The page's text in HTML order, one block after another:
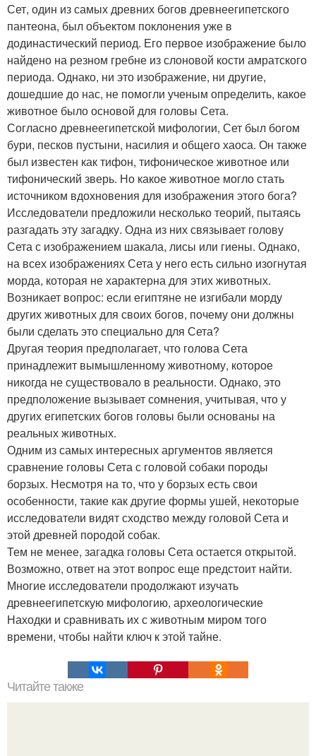
Сет, один из самых древних богов древнеегипетского
пантеона, был объектом поклонения уже в
додинастический период. Его первое изображение было
найдено на резном гребне из слоновой кости амратского
периода. Однако, ни это изображение, ни другие,
дошедшие до нас, не помогли ученым определить, какое
животное было основой для головы Сета.
Согласно древнеегипетской мифологии, Сет был богом
бури, песков пустыни, насилия и общего хаоса. Он также
был известен как тифон, тифоническое животное или
тифонический зверь. Но какое животное могло стать
источником вдохновения для изображения этого бога?
Исследователи предложили несколько теорий, пытаясь
разгадать эту загадку. Одна из них связывает голову
Сета с изображением шакала, лисы или гиены. Однако,
на всех изображениях Сета у него есть сильно изогнутая
морда, которая не характерна для этих животных.
Возникает вопрос: если египтяне не изгибали морду
других животных для своих богов, почему они должны
были сделать это специально для Сета?
Другая теория предполагает, что голова Сета
принадлежит вымышленному животному, которое
никогда не существовало в реальности. Однако, это
предположение вызывает сомнения, учитывая, что у
других египетских богов головы были основаны на
реальных животных.
Одним из самых интересных аргументов является
сравнение головы Сета с головой собаки породы
борзых. Несмотря на то, что у борзых есть свои
особенности, такие как другие формы ушей, некоторые
исследователи видят сходство между головой Сета и
этой древней породой собак.
Тем не менее, загадка головы Сета остается открытой.
Возможно, ответ на этот вопрос еще предстоит найти.
Многие исследователи продолжают изучать
древнеегипетскую мифологию, археологические
Находки и сравнивать их с животным миром того
времени, чтобы найти ключ к этой тайне.
Читайте также